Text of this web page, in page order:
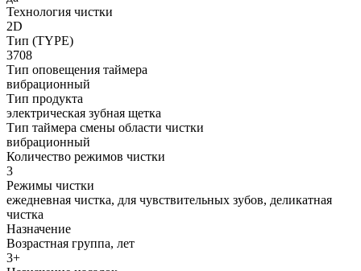
Технология чистки
2D
Тип (TYPE)
3708
Тип оповещения таймера
вибрационный
Тип продукта
электрическая зубная щетка
Тип таймера смены области чистки
вибрационный
Количество режимов чистки
3
Режимы чистки
ежедневная чистка, для чувствительных зубов, деликатная
чистка
Назначение
Возрастная группа, лет
3+